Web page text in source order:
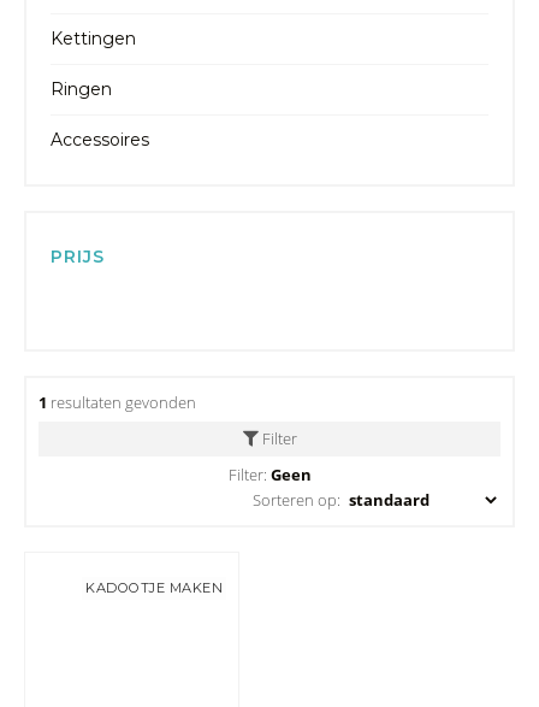
Kettingen
Ringen
Accessoires
PRIJS
1 resultaten gevonden
Filter
Filter: Geen
Sorteren op:
KADOOTJE MAKEN